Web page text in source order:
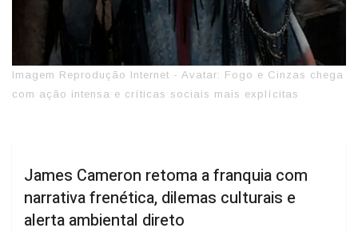
Imagem Reprodução Internet - Avatar: Fogo e Cinzas chega
com ação intensa e críticas sociais mais explícitas
James Cameron retoma a franquia com
narrativa frenética, dilemas culturais e
alerta ambiental direto